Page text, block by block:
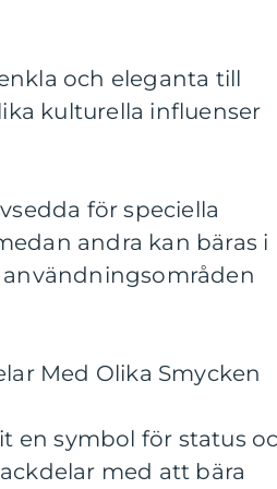
och eleganta till
kulturella influenser
för speciella
andra kan bäras i
Med Olika Smycken
en symbol för status
med att bära